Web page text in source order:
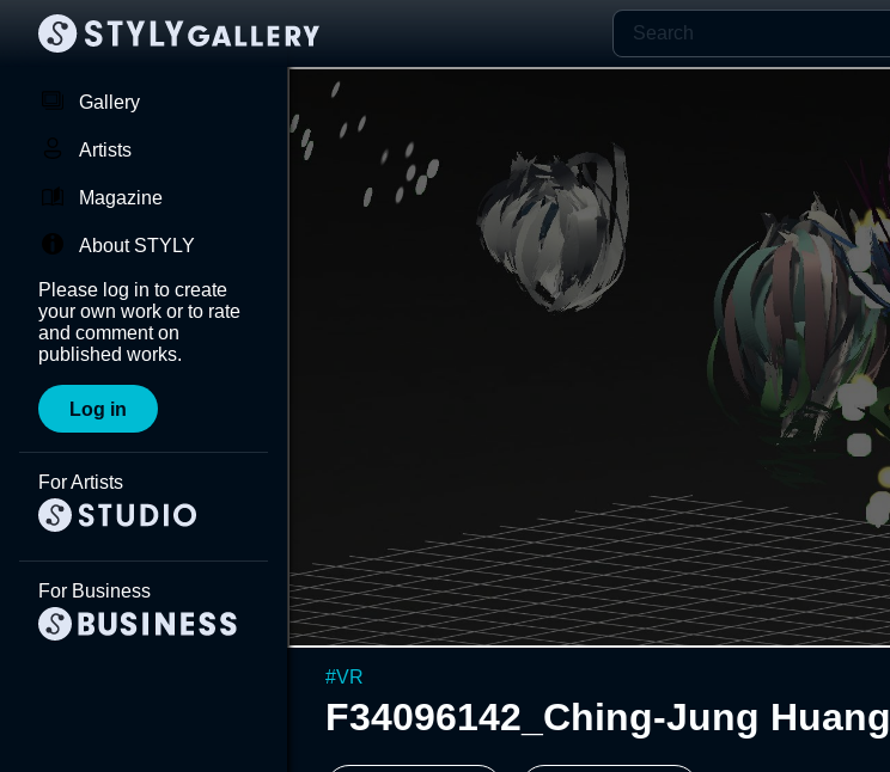
Gallery
Artists
Magazine
About STYLY
Please log in to create
your own work or to rate
and comment on
published works.
Log in
For Artists
For Business
#VR
F34096142_Ching-Jung Huang